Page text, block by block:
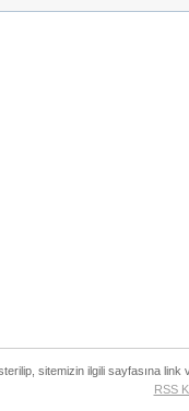
sitemizin ilgili sayfasına link
RSS